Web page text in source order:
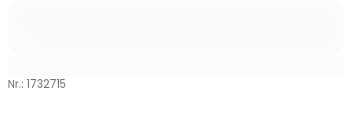
Nr.: 1732715